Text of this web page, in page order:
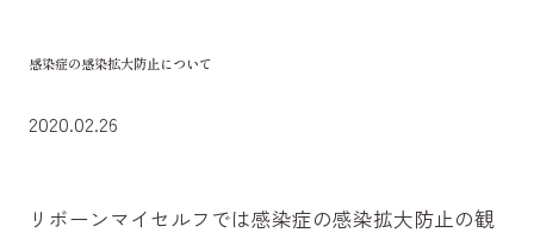
感染症の感染拡大防止について
2020.02.26
リボーンマイセルフでは感染症の感染拡大防止の観